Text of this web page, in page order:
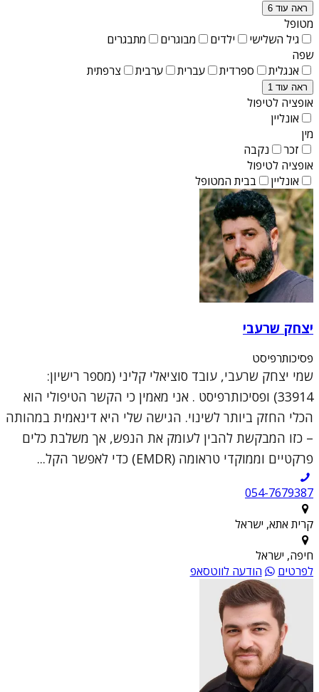
ראה עוד 6
מטופל
גיל השלישי
ילדים מבוגרים
מתבגרים
שפה
אנגלית
ספרדית עברית ערבית צרפתית
ראה עוד 1
אופציה לטיפול
אונליין
מין
זכר
נקבה
אופציה לטיפול
אונליין
בבית המטופל
יצחק שרעבי
פסיכותרפיסט
שמי יצחק שרעבי, עובד סוציאלי קליני (מספר רישיון:
33914) ופסיכותרפיסט . אני מאמין כי הקשר הטיפולי הוא
הכלי החזק ביותר לשינוי. הגישה שלי היא דינאמית במהותה
– כזו המבקשת להבין לעומק את הנפש, אך משלבת כלים
פרקטיים וממוקדי טראומה (EMDR) כדי לאפשר הקל...
054-7679387
קרית אתא, ישראל
חיפה, ישראל
לפרטים
הודעה לווטסאפ